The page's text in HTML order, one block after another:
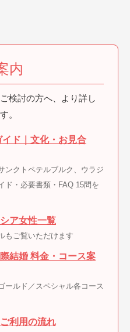
内
検討の方へ、より詳し
。
ド｜文化・お見合
ンクトペテルブルク、ウラジ
ド・必要書類・FAQ 15問を
ア女性一覧
もご覧いただけます
結婚 料金・コース案
ールド／スペシャル各コース
利用の流れ